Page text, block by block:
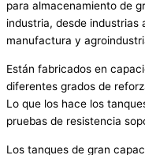
para almacenamiento de
industria, desde
manufactura y
Están fabricados en
diferentes grados de
Lo que los hace los
pruebas de resistencia
Los tanques de gran